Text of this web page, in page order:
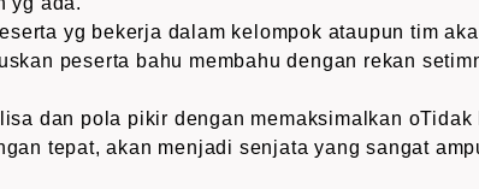
yg bekerja dalam kelompok ataupun tim
peserta bahu membahu dengan rekan
dan pola pikir dengan memaksimalkan
tepat, akan menjadi senjata yang sangat